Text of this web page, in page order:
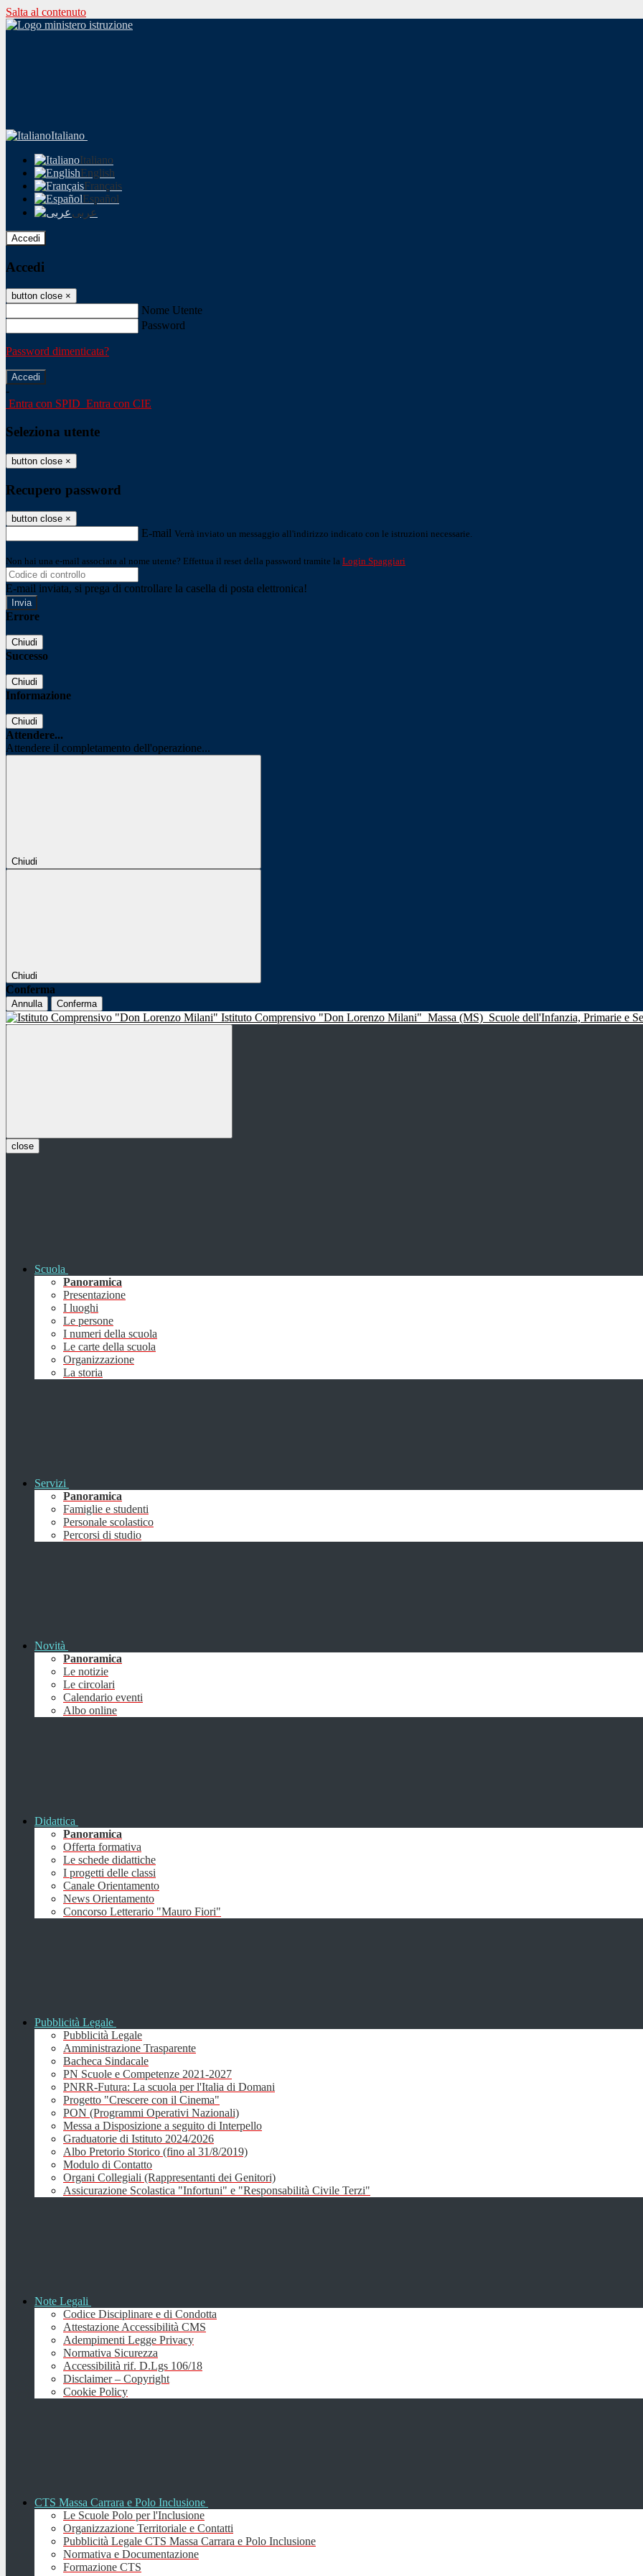
Salta al contenuto
Italiano
Italiano
English
Français
Español
عربى
Accedi
Accedi
button close ×
Nome Utente
Password
Password dimenticata?
-
Entra con SPID Entra con CIE
Seleziona utente
button close ×
Recupero password
button close ×
E-mail Verrà inviato un messaggio all'indirizzo indicato con le istruzioni necessarie.
Non hai una e-mail associata al nome utente? Effettua il reset della password tramite la Login Spaggiari
E-mail inviata, si prega di controllare la casella di posta elettronica!
Errore
Chiudi
Successo
Chiudi
Informazione
Chiudi
Attendere...
Attendere il completamento dell'operazione...
Chiudi
Chiudi
Conferma
Annulla Conferma
Istituto Comprensivo "Don Lorenzo Milani" Massa (MS) Scuole dell'Infanzia, Primarie e
close
Scuola
Panoramica
Presentazione
I luoghi
Le persone
I numeri della scuola
Le carte della scuola
Organizzazione
La storia
Servizi
Panoramica
Famiglie e studenti
Personale scolastico
Percorsi di studio
Novità
Panoramica
Le notizie
Le circolari
Calendario eventi
Albo online
Didattica
Panoramica
Offerta formativa
Le schede didattiche
I progetti delle classi
Canale Orientamento
News Orientamento
Concorso Letterario "Mauro Fiori"
Pubblicità Legale
Pubblicità Legale
Amministrazione Trasparente
Bacheca Sindacale
PN Scuole e Competenze 2021-2027
PNRR-Futura: La scuola per l'Italia di Domani
Progetto "Crescere con il Cinema"
PON (Programmi Operativi Nazionali)
Messa a Disposizione a seguito di Interpello
Graduatorie di Istituto 2024/2026
Albo Pretorio Storico (fino al 31/8/2019)
Modulo di Contatto
Organi Collegiali (Rappresentanti dei Genitori)
Assicurazione Scolastica "Infortuni" e "Responsabilità Civile Terzi"
Note Legali
Codice Disciplinare e di Condotta
Attestazione Accessibilità CMS
Adempimenti Legge Privacy
Normativa Sicurezza
Accessibilità rif. D.Lgs 106/18
Disclaimer – Copyright
Cookie Policy
CTS Massa Carrara e Polo Inclusione
Le Scuole Polo per l'Inclusione
Organizzazione Territoriale e Contatti
Pubblicità Legale CTS Massa Carrara e Polo Inclusione
Normativa e Documentazione
Formazione CTS